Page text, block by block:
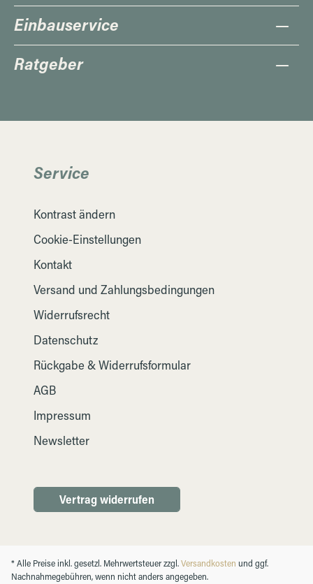
Einbauservice
Ratgeber
Service
Kontrast ändern
Cookie-Einstellungen
Kontakt
Versand und Zahlungsbedingungen
Widerrufsrecht
Datenschutz
Rückgabe & Widerrufsformular
AGB
Impressum
Newsletter
Vertrag widerrufen
* Alle Preise inkl. gesetzl. Mehrwertsteuer zzgl.Versandkosten und ggf.
Nachnahmegebühren, wenn nicht anders angegeben.